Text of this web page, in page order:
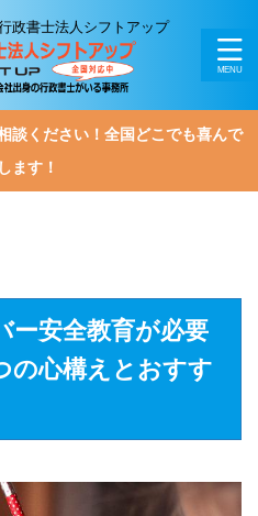
政書士法人シフトアップ
談ください！全国どこでも喜んで
ます！
ー安全教育が必要
の心構えとおすす